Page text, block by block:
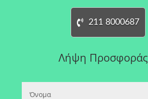
211 8000687
Λήψη Προσφοράς